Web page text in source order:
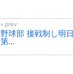
野球部 接戦制し明
第...